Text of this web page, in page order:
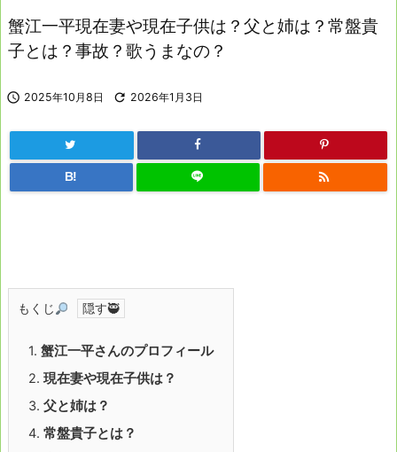
次へ
蟹江一平現在妻や現在子供は？父と姉は？常盤貴
子とは？事故？歌うまなの？
 2025年10月8日  2026年1月3日
B! 
もくじ
1. 蟹江一平さんのプロフィール
2. 現在妻や現在子供は？
3. 父と姉は？
4. 常盤貴子とは？